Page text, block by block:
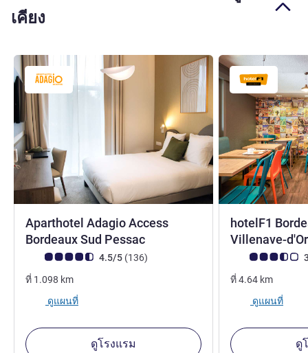
เคียง
Aparthotel Adagio Access
Bordeaux Sud Pessac
คะแนนความคิดเห็นจากแขก (เรทติ้งบน ALL)
4.5/5 (136รีวิว รายการ
)
ที่ 1.098 km
ดูแผนที่
ดูโรงแรม
hotelF1
Villenave-
คะแนนความคิดเ
ที่4.64 km
ดูแผนที่
ดู